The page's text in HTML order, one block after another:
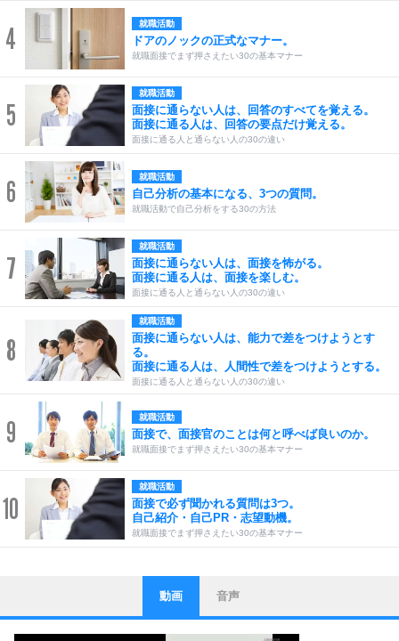
4 就職活動
ドアのノックの正式なマナー。
就職面接でまず押さえたい30の基本マナー
5
就職活動
面接に通らない人は、回答のすべてを覚える。
面接に通る人は、回答の要点だけ覚える。
面接に通る人と通らない人の30の違い
6 就職活動
自己分析の基本になる、3つの質問。
就職活動で自己分析をする30の方法
7
就職活動
面接に通らない人は、面接を怖がる。
面接に通る人は、面接を楽しむ。
面接に通る人と通らない人の30の違い
8
就職活動
面接に通らない人は、能力で差をつけようとす
る。
面接に通る人は、人間性で差をつけようとする。
面接に通る人と通らない人の30の違い
9 就職活動
面接で、面接官のことは何と呼べば良いのか。
就職面接でまず押さえたい30の基本マナー
10
就職活動
面接で必ず聞かれる質問は3つ。
自己紹介・自己PR・志望動機。
就職面接でまず押さえたい30の基本マナー
1
ストレス対策
他人と比べない。
いっそのこと、他人を見ない。
動画 音声